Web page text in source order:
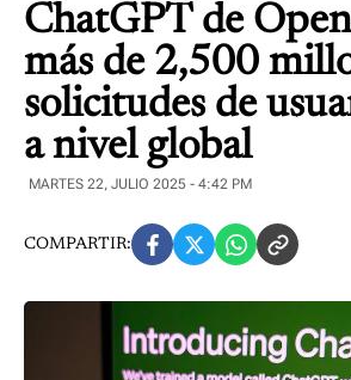
ChatGPT de
más de 2,500
solicitudes de
a nivel global
MARTES 22, JULIO 2025 - 4:42 PM
COMPARTIR: